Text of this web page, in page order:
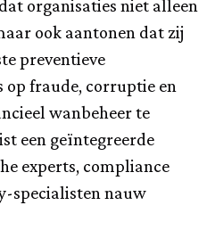
organisaties niet alleen
ook aantonen dat zij
preventieve
op fraude, corruptie en
wanbeheer te
een geïntegreerde
experts, compliance
specialisten nauw